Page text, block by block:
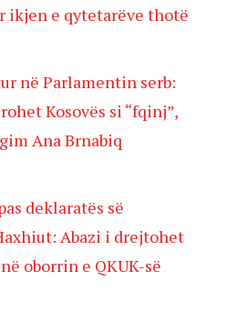
ikjen e qytetarëve thotë
në Parlamentin serb:
Kosovës si “fqinj”,
Ana Brnabiq
deklaratës së
Abazi i drejtohet
oborrin e QKUK-së